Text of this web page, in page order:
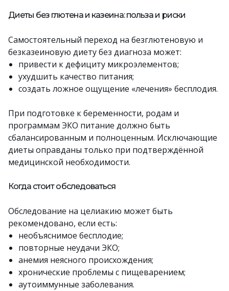
Диеты без глютена и казеина: польза и риски
Самостоятельный переход на безглютеновую и
безказеиновую диету без диагноза может:
привести к дефициту микроэлементов;
ухудшить качество питания;
создать ложное ощущение «лечения» бесплодия.
При подготовке к беременности, родам и
программам ЭКО питание должно быть
сбалансированным и полноценным. Исключающие
диеты оправданы только при подтверждённой
медицинской необходимости.
Когда стоит обследоваться
Обследование на целиакию может быть
рекомендовано, если есть:
необъяснимое бесплодие;
повторные неудачи ЭКО;
анемия неясного происхождения;
хронические проблемы с пищеварением;
аутоиммунные заболевания.